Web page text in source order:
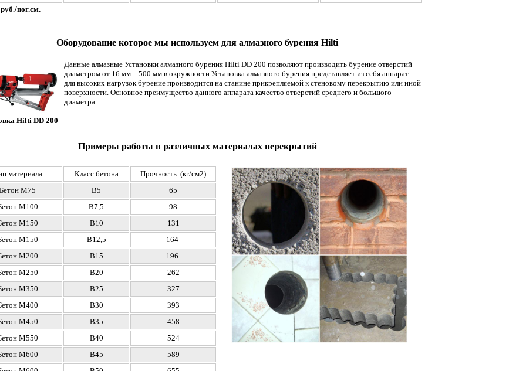
пог.см.
Оборудование которое мы используем для алмазного бурения Hilti
Данные алмазные Установки алмазного бурения Hilti DD 200 позволяют производить бурение отверстий
диаметром от 16 мм – 500 мм в окружности Установка алмазного бурения представляет из себя аппарат
для высоких нагрузок бурение производится на станине прикрепляемой к стеновому перекрытию или иной
поверхности. Основное преимущество данного аппарата качество отверстий среднего и большого
диаметра
Hilti DD 200
Примеры работы в различных материалах перекрытий
материала Класс бетона
Прочность (кг/см2)
Бетон М75
В5
65
М100
В7,5
98
М150
В10
131
М150
В12,5
164
М200 В15
196
М250 В20
262
М350 В25
327
М400 В30
393
М450 В35
458
М550 В40
524
М600 В45
589